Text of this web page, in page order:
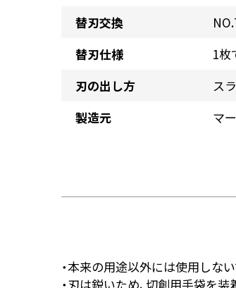
替刃交換
替刃仕様
1枚
刃の出し方
ス
製造元
マ
・本来の用途以外には使用しない
・刃は鋭いため、切創用手袋を